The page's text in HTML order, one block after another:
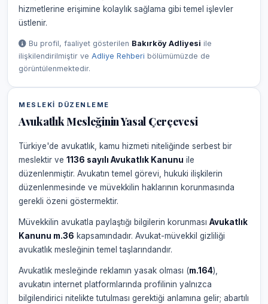
hizmetlerine erişimine kolaylık sağlama gibi temel işlevler
üstlenir.
Bu profil, faaliyet gösterilen Bakırköy Adliyesi ile
ilişkilendirilmiştir ve Adliye Rehberi bölümümüzde de
görüntülenmektedir.
MESLEKI DÜZENLEME
Avukatlık Mesleğinin Yasal Çerçevesi
Türkiye'de avukatlık, kamu hizmeti niteliğinde serbest bir
meslektir ve 1136 sayılı Avukatlık Kanunu ile
düzenlenmiştir. Avukatın temel görevi, hukuki ilişkilerin
düzenlenmesinde ve müvekkilin haklarının korunmasında
gerekli özeni göstermektir.
Müvekkilin avukatla paylaştığı bilgilerin korunması Avukatlık
Kanunu m.36 kapsamındadır. Avukat-müvekkil gizliliği
avukatlık mesleğinin temel taşlarındandır.
Avukatlık mesleğinde reklamın yasak olması (m.164),
avukatın internet platformlarında profilinin yalnızca
bilgilendirici nitelikte tutulması gerektiği anlamına gelir; abartılı